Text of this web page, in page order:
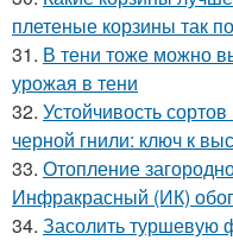
плетеные корзины так
31. В тени тоже можно
урожая в тени
32. Устойчивость
черной гнили: ключ к
33. Отопление
Инфракрасный (ИК)
34. Засолить туршевую